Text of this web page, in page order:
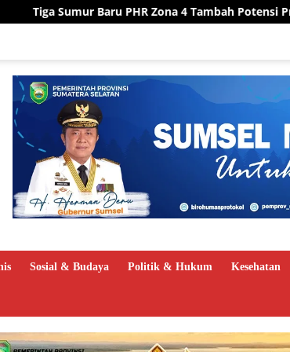
4 Tambah Potensi Produksi Migas Sumsel
Sosial & Budaya Politik & Hukum Kesehatan